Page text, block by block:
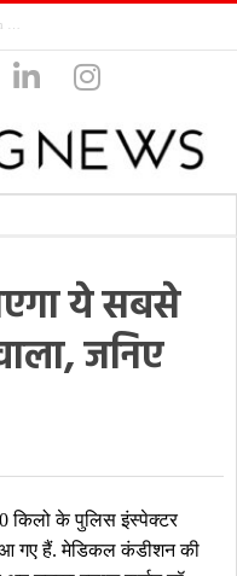
ये सबसे
जनिए
किलो के पुलिस इंस्पेक्टर
आ गए हैं. मेडिकल कंडीशन की